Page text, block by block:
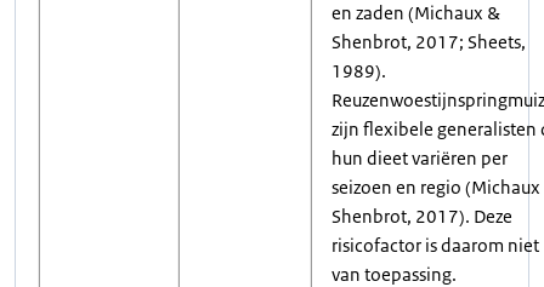
en zaden (Michaux &
Shenbrot, 2017; Sheets,
1989).
zijn flexibele generalisten
hun dieet variëren per
seizoen en regio
Shenbrot, 2017). Deze
risicofactor is daarom niet
van toepassing.